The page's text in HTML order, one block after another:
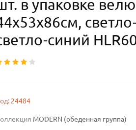
в упаковке
синий
24484
MODERN (обеденная группа)